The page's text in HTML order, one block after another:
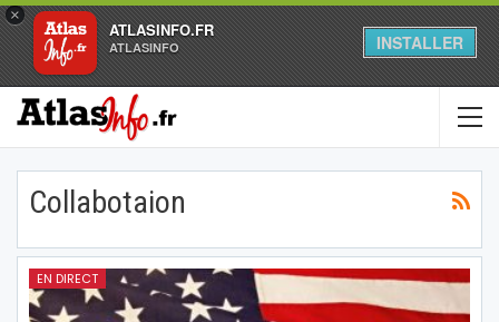
×
ATLASINFO.FR
ATLASINFO INSTALLER
Collabotaion
EN DIRECT